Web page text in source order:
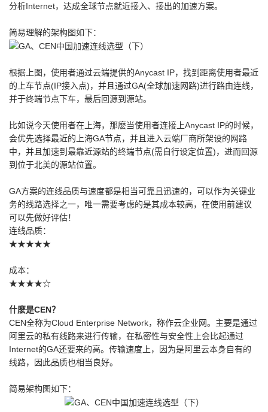
分析Internet，达成全球节点就近接入、接出的加速方案。
简易理解的架构图如下：
根据上图，使用者通过云端提供的Anycast IP，找到距离使用者最近
的上车节点(IP接入点)，并且通过GA(全球加速网路)进行路由连线，
并于终端节点下车，最后回源到源站。
比如说今天使用者在上海，那麽当使用者连接上Anycast IP的时候，
会优先选择最近的上海GA节点，并且进入云端厂商所架设的网路
中，并且加速到最靠近源站的终端节点(需自行设定位置)，进而回源
到位于北美的源站位置。
GA方案的连线品质与速度都是相当可靠且迅速的，可以作为关键业
务的线路选择之一，唯一需要考虑的是其成本较高，在使用前建议
可以先做好评估！
连线品质：
★★★★★
成本：
★★★★☆
什麽是CEN？
CEN全称为Cloud Enterprise Network，称作云企业网。主要是通过
阿里云的私有线路来进行传输，在私密性与安全性上会比起通过
Internet的GA还要来的高。传输速度上，因为是阿里云本身自有的
线路，因此品质也相当良好。
简易架构图如下：